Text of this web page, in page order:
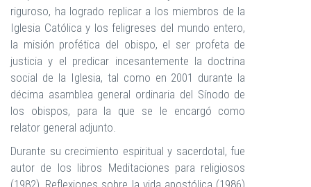
riguroso, ha logrado replicar a los miembros de la
Iglesia Católica y los feligreses del mundo entero,
la misión profética del obispo, el ser profeta de
justicia y el predicar incesantemente la doctrina
social de la Iglesia, tal como en 2001 durante la
décima asamblea general ordinaria del Sínodo de
los obispos, para la que se le encargó como
relator general adjunto.
Durante su crecimiento espiritual y sacerdotal, fue
autor de los libros Meditaciones para religiosos